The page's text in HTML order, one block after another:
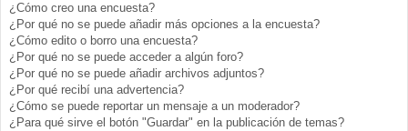
¿Cómo creo una encuesta?
¿Por qué no se puede añadir más opciones a la encuesta?
¿Cómo edito o borro una encuesta?
¿Por qué no se puede acceder a algún foro?
¿Por qué no se puede añadir archivos adjuntos?
¿Por qué recibí una advertencia?
¿Cómo se puede reportar un mensaje a un moderador?
¿Para qué sirve el botón "Guardar" en la publicación de temas?